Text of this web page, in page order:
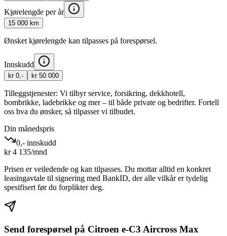
Kjørelengde per år
15 000 km
Ønsket kjørelengde kan tilpasses på forespørsel.
Innskudd
kr 0,- kr 50 000
Tilleggstjenester: Vi tilbyr service, forsikring, dekkhotell,
bombrikke, ladebrikke og mer – til både private og bedrifter. Fortell
oss hva du ønsker, så tilpasser vi tilbudet.
Din månedspris
0,- innskudd
kr4 135/mnd
Prisen er veiledende og kan tilpasses. Du mottar alltid en konkret
leasingavtale til signering med BankID, der alle vilkår er tydelig
spesifisert før du forplikter deg.
Send forespørsel på Citroen e-C3 Aircross Max